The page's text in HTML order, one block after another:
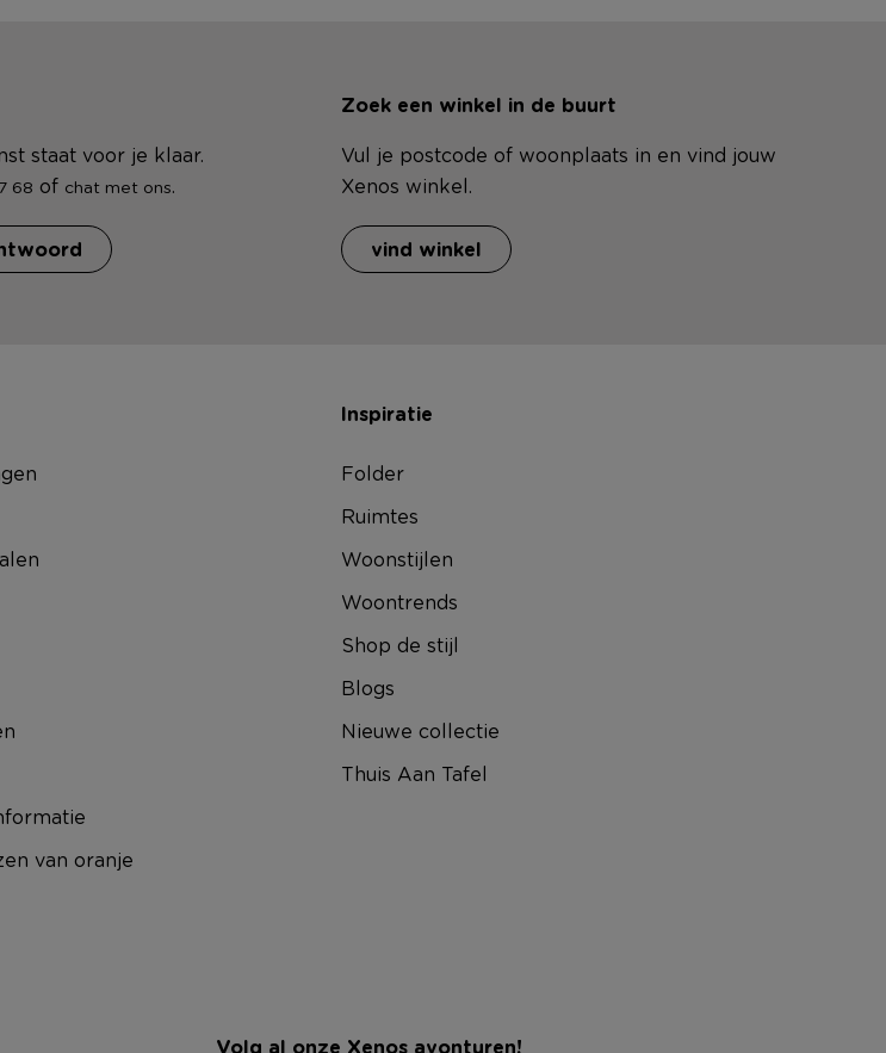
staat voor je klaar.
68 of chat met ons.
Zoek een winkel in de buurt
Vul je postcode of woonplaats in en vind jouw
Xenos winkel.
vind winkel
van oranje
Inspiratie
Folder
Ruimtes
Woonstijlen
Woontrends
Shop de stijl
Blogs
Nieuwe collectie
Thuis Aan Tafel
Volg al onze Xenos avonturen!